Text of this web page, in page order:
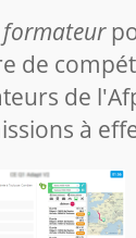
formateur
de
de
à